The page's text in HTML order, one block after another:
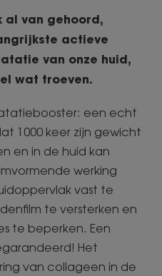
al van gehoord,
actieve
van onze huid,
wat troeven.
een echt
1000 keer zijn gewicht
en in de huid kan
werking
vast te
te versterken en
te beperken. Een
Het
van collageen in de